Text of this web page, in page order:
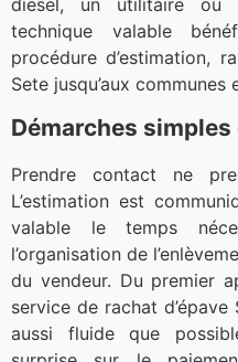
diesel, un utilitaire ou
technique valable
procédure d’estimation,
Sete jusqu’aux communes
Démarches
Prendre contact ne
L’estimation est
valable le temps
l’organisation de
du vendeur. Du premier
service de rachat
aussi fluide que